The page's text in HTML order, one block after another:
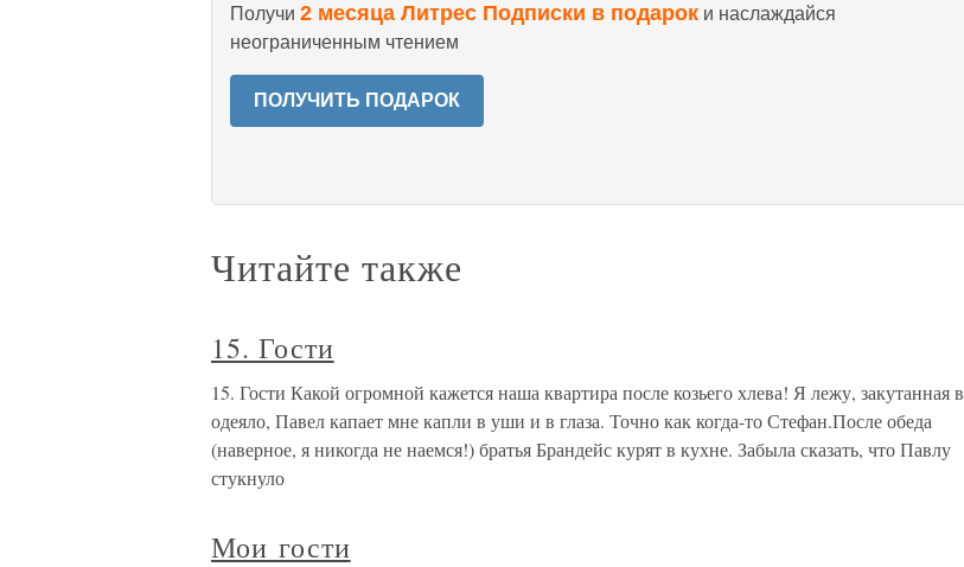
Получи 2 месяца Литрес Подписки в подарок и наслаждайся
неограниченным чтением
ПОЛУЧИТЬ ПОДАРОК
Читайте также
15. Гости
15. Гости Какой огромной кажется наша квартира после козьего хлева! Я лежу, закутанная в
одеяло, Павел капает мне капли в уши и в глаза. Точно как когда-то Стефан.После обеда
(наверное, я никогда не наемся!) братья Брандейс курят в кухне. Забыла сказать, что Павлу
стукнуло
Мои гости